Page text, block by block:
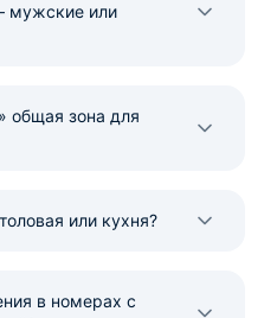
мужские или
общая зона для
или кухня?
в номерах с